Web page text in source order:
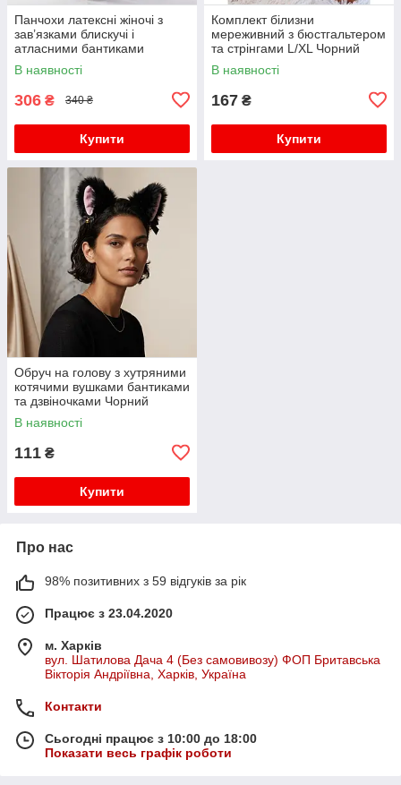
Панчохи латексні жіночі з
зав’язками блискучі і
атласними бантиками
S/M/L/XL (2,3,4) Чорні
В наявності
306 ₴ 340 ₴
Купити
Комплект білизни
мереживний з бюстгальтером
та стрінгами L/XL Чорний
В наявності
167 ₴
Купити
Обруч на голову з хутряними
котячими вушками бантиками
та дзвіночками Чорний
В наявності
111 ₴
Купити
Про нас
98% позитивних з 59 відгуків за рік
Працює з 23.04.2020
м. Харків
вул. Шатилова Дача 4 (Без самовивозу) ФОП Бритавська
Вікторія Андріївна, Харків, Україна
Контакти
Сьогодні працює з 10:00 до 18:00
Показати весь графік роботи